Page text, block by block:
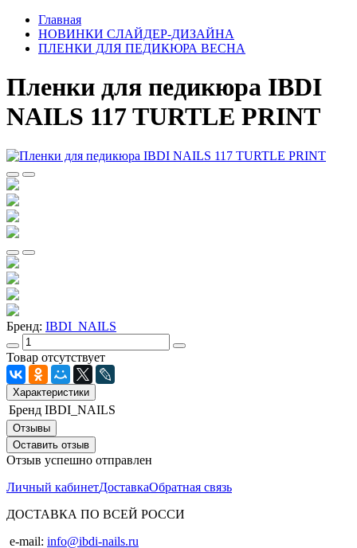
Главная
НОВИНКИ СЛАЙДЕР-ДИЗАЙНА
ПЛЕНКИ ДЛЯ ПЕДИКЮРА ВЕСНА
Пленки для педикюра IBDI
NAILS 117 TURTLE PRINT
Бренд: IBDI_NAILS
Товар отсутствует
Характеристики
Бренд IBDI_NAILS
Отзывы
Оставить отзыв
Отзыв успешно отправлен
Личный кабинетДоставкаОбратная связь
ДОСТАВКА ПО ВСЕЙ РОССИ
e-mail: info@ibdi-nails.ru